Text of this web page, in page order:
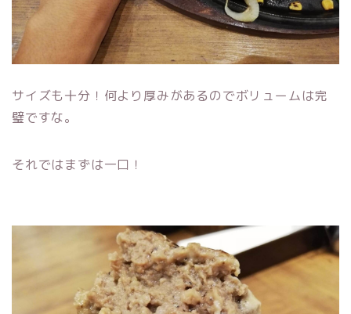
サイズも十分！何より厚みがあるのでボリュームは完
璧ですな。
それではまずは一口！